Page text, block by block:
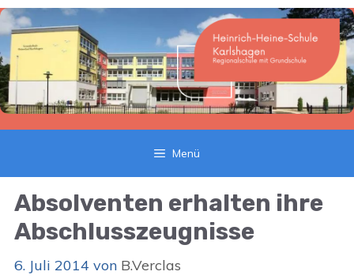
Zum
Inhalt
springen
Menü
Absolventen erhalten ihre
Abschlusszeugnisse
6. Juli 2014 von B.Verclas